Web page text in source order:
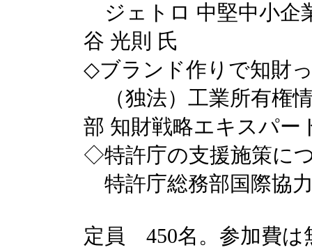
ジェトロ 中堅中小企
谷 光則 氏
◇ブランド作りで知財
（独法）工業所有権
部 知財戦略エキスパー
◇特許庁の支援施策に
特許庁総務部国際協
定員 450名。参加費は